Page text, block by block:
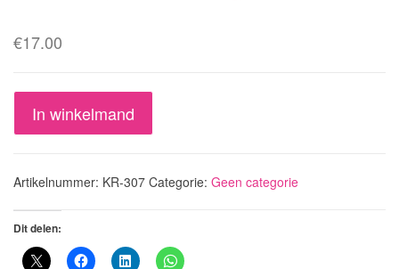
gebaseerd
ling
€17.00
rompertje/T-
aantal
In winkelmand
Artikelnummer: KR-307 Categorie: Geen categorie
Dit delen: